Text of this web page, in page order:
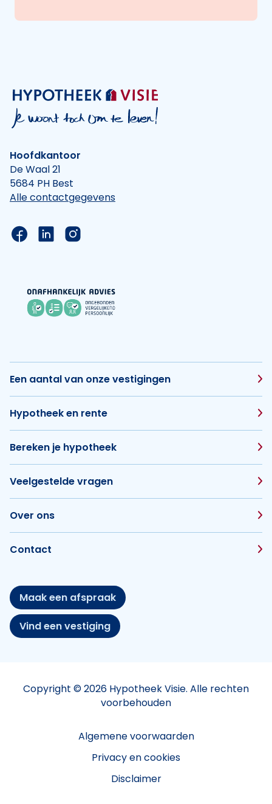
Hoofdkantoor
De Waal 21
5684 PH Best
Alle contactgegevens
Link naar de Facebook pagina van Hypotheek
Link naar de LinkedIn pagina van
Link naar de Instagram pagina van
Een aantal van onze vestigingen
Hypotheek en rente
Bereken je hypotheek
Veelgestelde vragen
Over ons
Contact
Maak een afspraak
Vind een vestiging
Copyright © 2026 Hypotheek Visie. Alle rechten
voorbehouden
Algemene voorwaarden
Privacy en cookies
Disclaimer